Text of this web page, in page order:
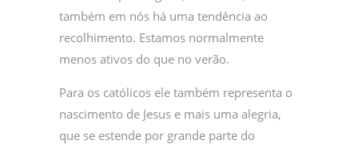
também em nós há uma tendência ao
recolhimento. Estamos normalmente
menos ativos do que no verão.
Para os católicos ele também representa o
nascimento de Jesus e mais uma alegria,
que se estende por grande parte do